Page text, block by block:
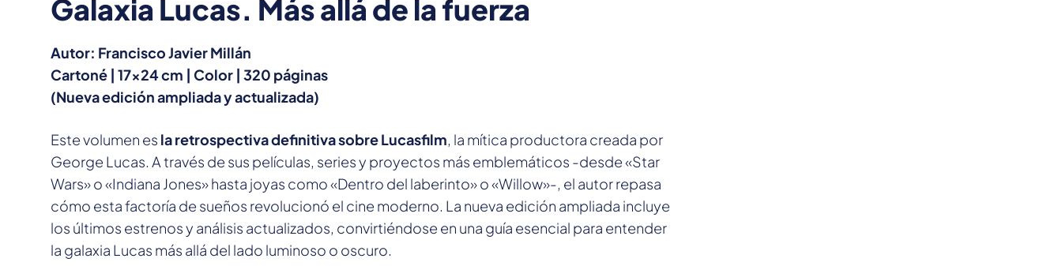
Galaxia Lucas. Más allá de la fuerza
Autor: Francisco Javier Millán
Cartoné | 17×24 cm | Color | 320 páginas
(Nueva edición ampliada y actualizada)
Este volumen es la retrospectiva definitiva sobre Lucasfilm, la mítica productora creada por
George Lucas. A través de sus películas, series y proyectos más emblemáticos -desde «Star
Wars» o «Indiana Jones» hasta joyas como «Dentro del laberinto» o «Willow»-, el autor repasa
cómo esta factoría de sueños revolucionó el cine moderno. La nueva edición ampliada incluye
los últimos estrenos y análisis actualizados, convirtiéndose en una guía esencial para entender
la galaxia Lucas más allá del lado luminoso o oscuro.